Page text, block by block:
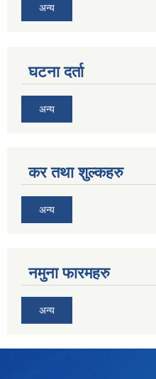
अन्य
घटना दर्ता
अन्य
कर तथा शुल्कहरु
अन्य
नमुना फारमहरु
अन्य